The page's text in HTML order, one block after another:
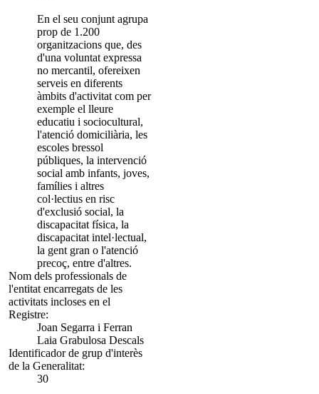
En el seu conjunt agrupa
prop de 1.200
organitzacions que, des
d'una voluntat expressa
no mercantil, ofereixen
serveis en diferents
àmbits d'activitat com per
exemple el lleure
educatiu i sociocultural,
l'atenció domiciliària, les
escoles bressol
públiques, la intervenció
social amb infants, joves,
famílies i altres
col·lectius en risc
d'exclusió social, la
discapacitat física, la
discapacitat intel·lectual,
la gent gran o l'atenció
precoç, entre d'altres.
Nom dels professionals de
l'entitat encarregats de les
activitats incloses en el
Registre:
Joan Segarra i Ferran
Laia Grabulosa Descals
Identificador de grup d'interès
de la Generalitat:
30